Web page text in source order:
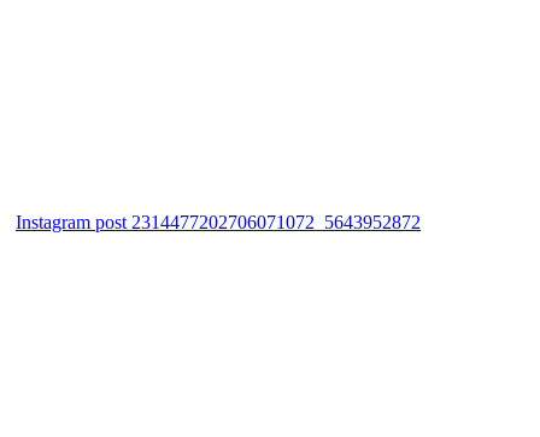
Instagram post 2314477202706071072_5643952872